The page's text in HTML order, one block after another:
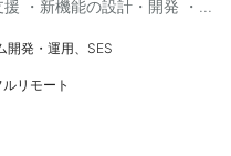
アントでアカウント発行ま
定 【外国籍】：可 ※ネイテ
※N1資格の有無より、実務
視 【面談】：2回想定 【備
・新機能の設計・開発 ・機
、JavaScript、HTML5、
ラリ・フレームワーク：
ドのライブラリ・フレーム
開発・運用、SES
ルリモート